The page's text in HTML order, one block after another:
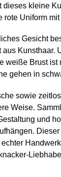
dieses kleine
rote Uniform
Gesicht
aus Kunsthaar.
weiße Brust ist
gehen in
sowie
Weise.
und